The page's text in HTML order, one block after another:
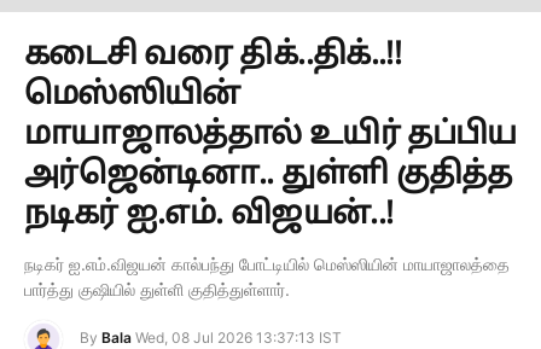
கடைசி வரை திக்..திக்..!!
மெஸ்ஸியின்
மாயாஜாலத்தால் உயிர் தப்பிய
அர்ஜென்டினா.. துள்ளி குதித்த
நடிகர் ஐ.எம். விஜயன்..!
நடிகர் ஐ.எம்.விஜயன் கால்பந்து போட்டியில் மெஸ்ஸியின் மாயாஜாலத்தை
பார்த்து குஷியில் துள்ளி குதித்துள்ளார்.
By Bala Wed, 08 Jul 2026 13:37:13 IST